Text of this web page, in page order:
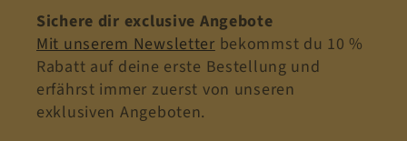
Sichere dir exclusive Angebote
Mit unserem Newsletter bekommst du 10 %
Rabatt auf deine erste Bestellung und
erfährst immer zuerst von unseren
exklusiven Angeboten.